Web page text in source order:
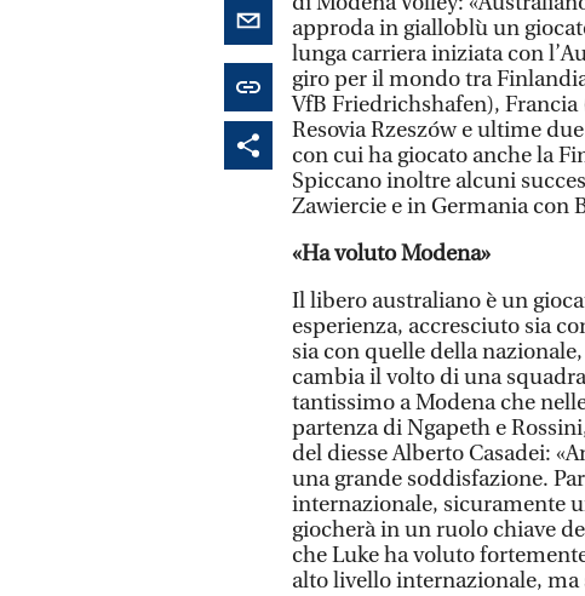
approda in gialloblù un
lunga carriera iniziata con
giro per il mondo tra
VfB Friedrichshafen), Francia
Resovia Rzeszów e ultime
con cui ha giocato anche la
Spiccano inoltre alcuni
Zawiercie e in Germania con
«Ha voluto Modena»
Il libero australiano è un
esperienza, accresciuto sia
sia con quelle della
cambia il volto di una
tantissimo a Modena che
partenza di Ngapeth e
del diesse Alberto Casadei:
una grande soddisfazione.
internazionale, sicuramente
giocherà in un ruolo chiave
che Luke ha voluto
alto livello internazionale, ma